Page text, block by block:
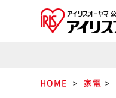
HOME 家電